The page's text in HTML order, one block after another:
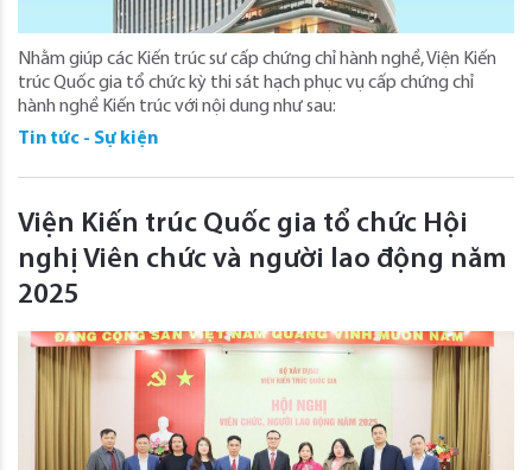
Nhằm giúp các Kiến trúc sư cấp chứng chỉ hành nghề, Viện Kiến
trúc Quốc gia tổ chức kỳ thi sát hạch phục vụ cấp chứng chỉ
hành nghề Kiến trúc với nội dung như sau:
Tin tức - Sự kiện
Viện Kiến trúc Quốc gia tổ chức Hội
nghị Viên chức và người lao động năm
2025